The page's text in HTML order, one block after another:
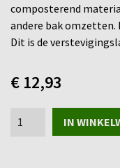
composterend
andere bak
Dit is de
€ 12,93
Verstevigingslat
IN